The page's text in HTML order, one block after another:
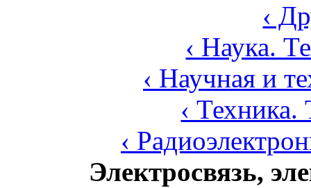
‹
‹ Наука.
‹ Научная и
‹ Техника.
‹
Электросвязь,